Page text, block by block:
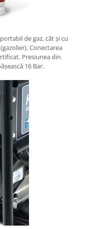
de gaz, cât și cu
Conectarea
Presiunea din
16 Bar.